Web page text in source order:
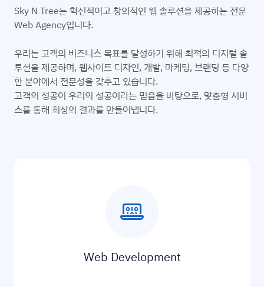
Sky N Tree는 혁신적이고 창의적인 웹 솔루션을 제공하는 전문
Web Agency입니다.
우리는 고객의 비즈니스 목표를 달성하기 위해 최적의 디지털 솔
루션을 제공하며, 웹사이트 디자인, 개발, 마케팅, 브랜딩 등 다양
한 분야에서 전문성을 갖추고 있습니다.
고객의 성공이 우리의 성공이라는 믿음을 바탕으로, 맞춤형 서비
스를 통해 최상의 결과를 만들어냅니다.
Web Development